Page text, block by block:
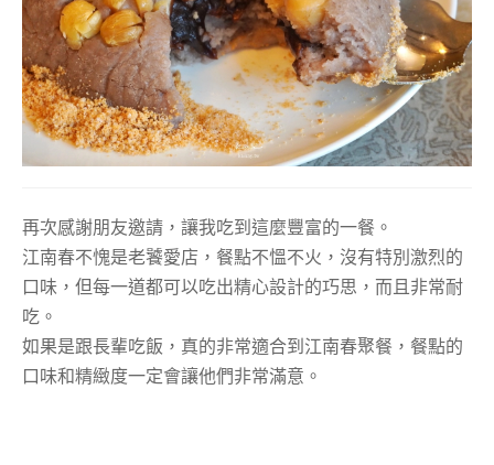
再次感謝朋友邀請，讓我吃到這麼豐富的一餐。
江南春不愧是老饕愛店，餐點不慍不火，沒有特別激烈的
口味，但每一道都可以吃出精心設計的巧思，而且非常耐
吃。
如果是跟長輩吃飯，真的非常適合到江南春聚餐，餐點的
口味和精緻度一定會讓他們非常滿意。